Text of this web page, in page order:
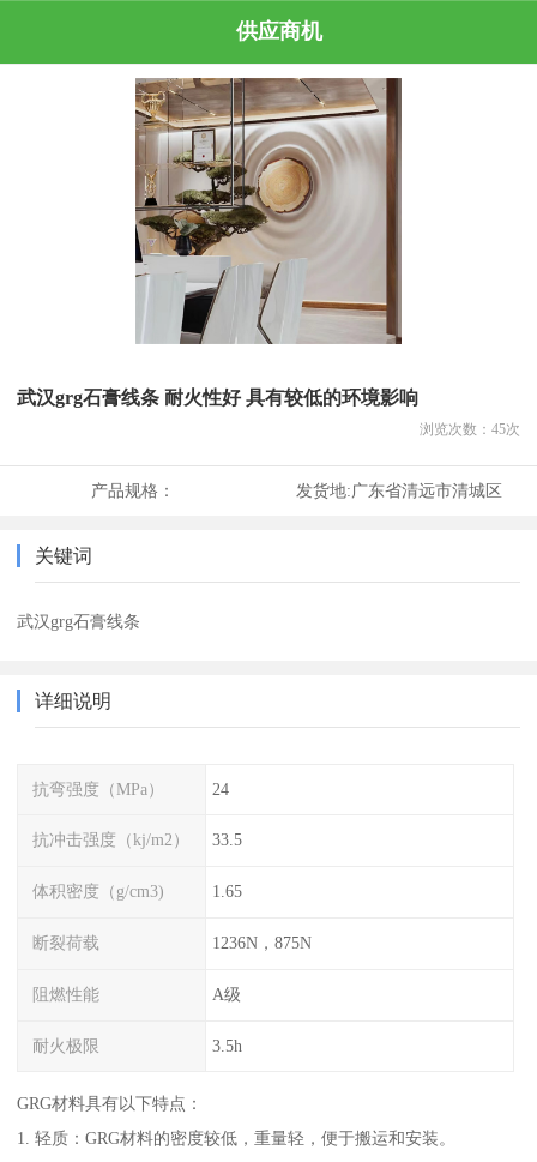
供应商机
武汉grg石膏线条 耐火性好 具有较低的环境影响
浏览次数： 45次
产品规格： 发货地:广东省清远市清城区
关键词
武汉grg石膏线条
详细说明
抗弯强度（MPa） 24
抗冲击强度（kj/m2） 33.5
体积密度（g/cm3) 1.65
断裂荷载 1236N，875N
阻燃性能 A级
耐火极限 3.5h
GRG材料具有以下特点：
1. 轻质：GRG材料的密度较低，重量轻，便于搬运和安装。